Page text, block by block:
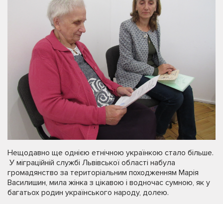
Нещодавно ще однією етнічною українкою стало більше.
У міграційній службі Львівської області набула
громадянство за територіальним походженням Марія
Василишин, мила жінка з цікавою і водночас сумною, як у
багатьох родин українського народу, долею.